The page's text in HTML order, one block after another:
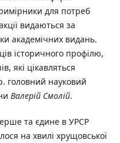
для потреб
видаються за
академічних видань.
історичного профілю,
які цікавляться
головний науковий
Валерій Смолій.
та єдине в УРСР
на хвилі хрущовської